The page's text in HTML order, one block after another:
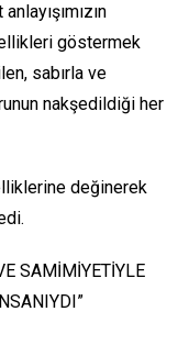
göstermek
sabırla ve
nakşedildiği her
değinerek
SAMİMİYETİYLE